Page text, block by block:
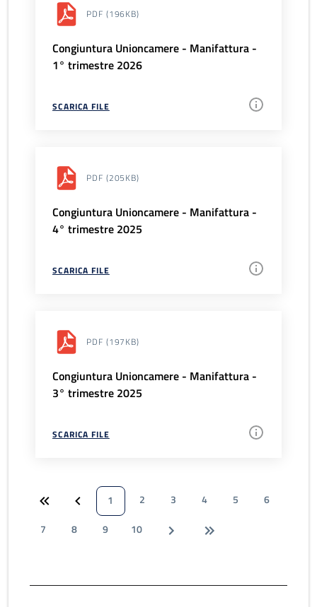
PDF (196KB)
Congiuntura Unioncamere - Manifattura -
1° trimestre 2026
SCARICA FILE
PDF (205KB)
Congiuntura Unioncamere - Manifattura -
4° trimestre 2025
SCARICA FILE
PDF (197KB)
Congiuntura Unioncamere - Manifattura -
3° trimestre 2025
SCARICA FILE
1 2 3 4 5
6
7
8 9 10